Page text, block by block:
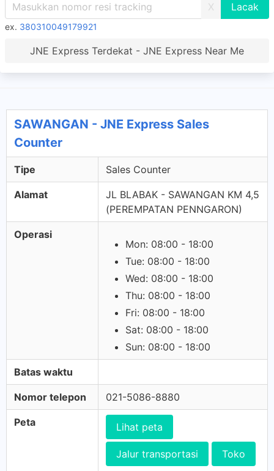
X
ex. 380310049179921
JNE Express Terdekat - JNE Express Near Me
SAWANGAN - JNE Express Sales
Counter
Tipe Sales Counter
Alamat
JL BLABAK - SAWANGAN KM 4,5
(PEREMPATAN PENNGARON)
Operasi
Mon: 08:00 - 18:00
Tue: 08:00 - 18:00
Wed: 08:00 - 18:00
Thu: 08:00 - 18:00
Fri: 08:00 - 18:00
Sat: 08:00 - 18:00
Sun: 08:00 - 18:00
Batas waktu
Nomor telepon 021-5086-8880
Peta Lihat peta
Jalur transportasi Toko